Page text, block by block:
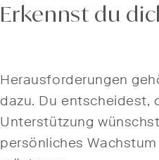
Erkennst du
Herausforderungen
dazu. Du entscheidest,
Unterstützung
persönliches